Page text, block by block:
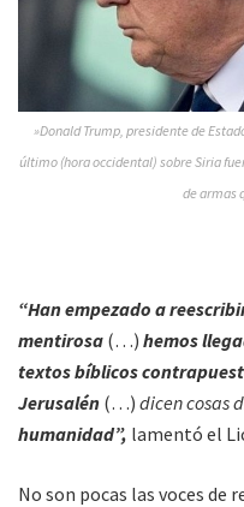
»Donald Trump, presidente de
último (hora occidental) sobre Siria
de armas
“Han empezado a
mentirosa (…) hemos
textos bíblicos
Jerusalén (…) dicen cosas
humanidad”, lamentó el
No son pocas las voces de